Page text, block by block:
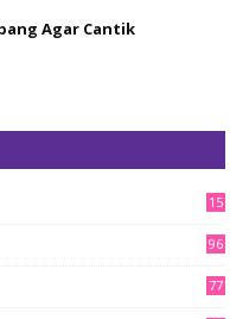
Agar Cantik
15
96
77